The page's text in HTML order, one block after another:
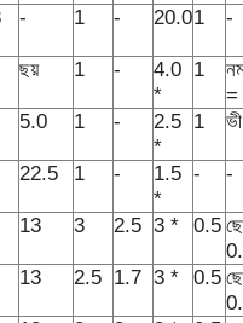
- 1 - 20.01 -
ছয় 1 -
4.0
*
1
=
5.0 1 -
2.5
*
1
22.5 1 -
1.5
*
- -
13 3 2.5 3 * 0.5
13 2.5 1.7 3 * 0.5